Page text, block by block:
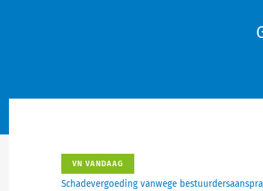
VN VANDAAG
Schadevergoeding vanwege